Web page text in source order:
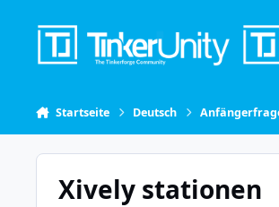
Startseite Deutsch
Xively stationen